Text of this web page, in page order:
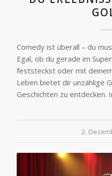
Comedy ist überall – du
Egal, ob du gerade im
feststeckst oder mit
Leben bietet dir unzählige
Geschichten zu entdecken.
2.